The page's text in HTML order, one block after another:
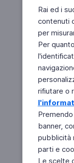
Rai ed i
contenuti
per
Per
rifiutare o
Premendo
banner,
pubblicità
parti e
Le scelte